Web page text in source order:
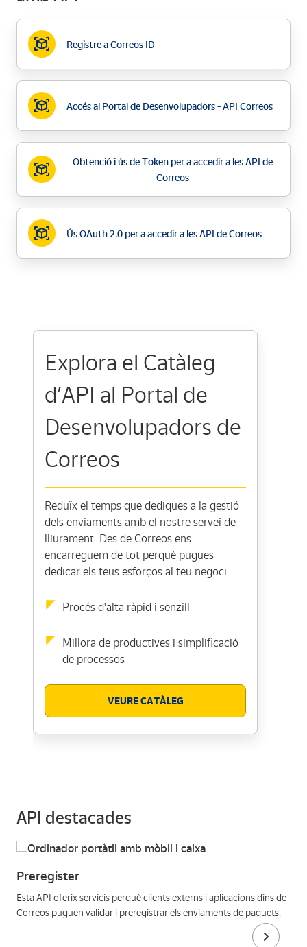
Registre a Correos ID
Accés al Portal de Desenvolupadors - API Correos
Obtenció i ús de Token per a accedir a les API de
Correos
Ús OAuth 2.0 per a accedir a les API de Correos
Explora el Catàleg
d’API al Portal de
Desenvolupadors de
Correos
Reduïx el temps que dediques a la gestió
dels enviaments amb el nostre servei de
lliurament. Des de Correos ens
encarreguem de tot perquè pugues
dedicar els teus esforços al teu negoci.
Procés d'alta ràpid i senzill
Millora de productives i simplificació
de processos
VEURE CATÀLEG
API destacades
Preregister
Esta API oferix servicis perquè clients externs i aplicacions dins de
Correos puguen validar i preregistrar els enviaments de paquets.